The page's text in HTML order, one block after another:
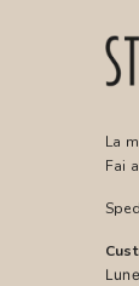
La
Fai